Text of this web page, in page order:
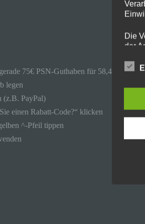
75€ PSN-Guthaben für 58,47€ mit
legen
(z.B. PayPal)
einen Rabatt-Code?“ klicken
^-Pfeil tippen
Die
der
und
uns
Wir
und